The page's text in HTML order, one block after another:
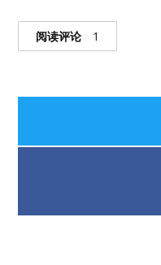
阅读评论 1